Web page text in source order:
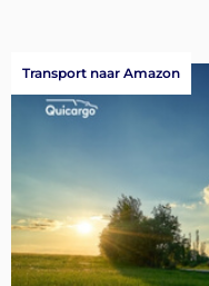
Transport naar Amazon